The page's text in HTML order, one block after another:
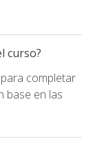
curso?
completar
base en las